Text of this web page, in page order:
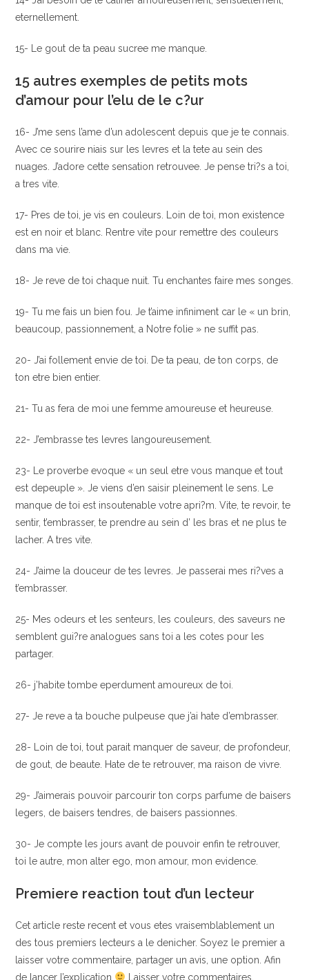
eternellement.
15- Le gout de ta peau sucree me manque.
15 autres exemples de petits mots
d’amour pour l’elu de le c?ur
16- J’me sens l’ame d’un adolescent depuis que je te connais.
Avec ce sourire niais sur les levres et la tete au sein des
nuages. J’adore cette sensation retrouvee. Je pense tri?s a toi,
a tres vite.
17- Pres de toi, je vis en couleurs. Loin de toi, mon existence
est en noir et blanc. Rentre vite pour remettre des couleurs
dans ma vie.
18- Je reve de toi chaque nuit. Tu enchantes faire mes songes.
19- Tu me fais un bien fou. Je t’aime infiniment car le « un brin,
beaucoup, passionnement, a Notre folie » ne suffit pas.
20- J’ai follement envie de toi. De ta peau, de ton corps, de
ton etre bien entier.
21- Tu as fera de moi une femme amoureuse et heureuse.
22- J’embrasse tes levres langoureusement.
23- Le proverbe evoque « un seul etre vous manque et tout
est depeuple ». Je viens d’en saisir pleinement le sens. Le
manque de toi est insoutenable votre apri?m. Vite, te revoir, te
sentir, t’embrasser, te prendre au sein d’ les bras et ne plus te
lacher. A tres vite.
24- J’aime la douceur de tes levres. Je passerai mes ri?ves a
t’embrasser.
25- Mes odeurs et les senteurs, les couleurs, des saveurs ne
semblent gui?re analogues sans toi a les cotes pour les
partager.
26- j’habite tombe eperdument amoureux de toi.
27- Je reve a ta bouche pulpeuse que j’ai hate d’embrasser.
28- Loin de toi, tout parait manquer de saveur, de profondeur,
de gout, de beaute. Hate de te retrouver, ma raison de vivre.
29- J’aimerais pouvoir parcourir ton corps parfume de baisers
legers, de baisers tendres, de baisers passionnes.
30- Je compte les jours avant de pouvoir enfin te retrouver,
toi le autre, mon alter ego, mon amour, mon evidence.
Premiere reaction tout d’un lecteur
Cet article reste recent et vous etes vraisemblablement un
des tous premiers lecteurs a le denicher. Soyez le premier a
laisser votre commentaire, partager un avis, une option. Afin
de lancer l’explication
Laisser votre commentaires.